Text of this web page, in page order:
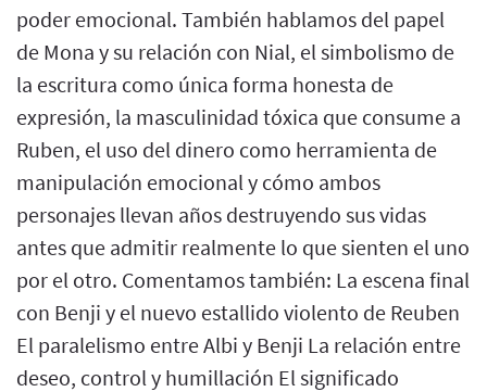
poder emocional. También hablamos del papel
de Mona y su relación con Nial, el simbolismo de
la escritura como única forma honesta de
expresión, la masculinidad tóxica que consume a
Ruben, el uso del dinero como herramienta de
manipulación emocional y cómo ambos
personajes llevan años destruyendo sus vidas
antes que admitir realmente lo que sienten el uno
por el otro. Comentamos también: La escena final
con Benji y el nuevo estallido violento de Reuben
El paralelismo entre Albi y Benji La relación entre
deseo, control y humillación El significado